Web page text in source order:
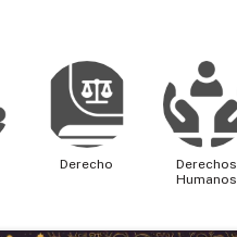
Derecho
Derechos
Humanos